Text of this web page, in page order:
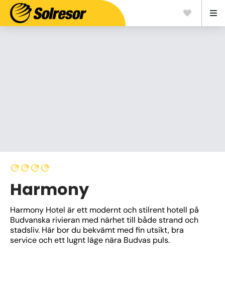
Harmony
Harmony Hotel är ett modernt och stilrent hotell på
Budvanska rivieran med närhet till både strand och
stadsliv. Här bor du bekvämt med fin utsikt, bra
service och ett lugnt läge nära Budvas puls.